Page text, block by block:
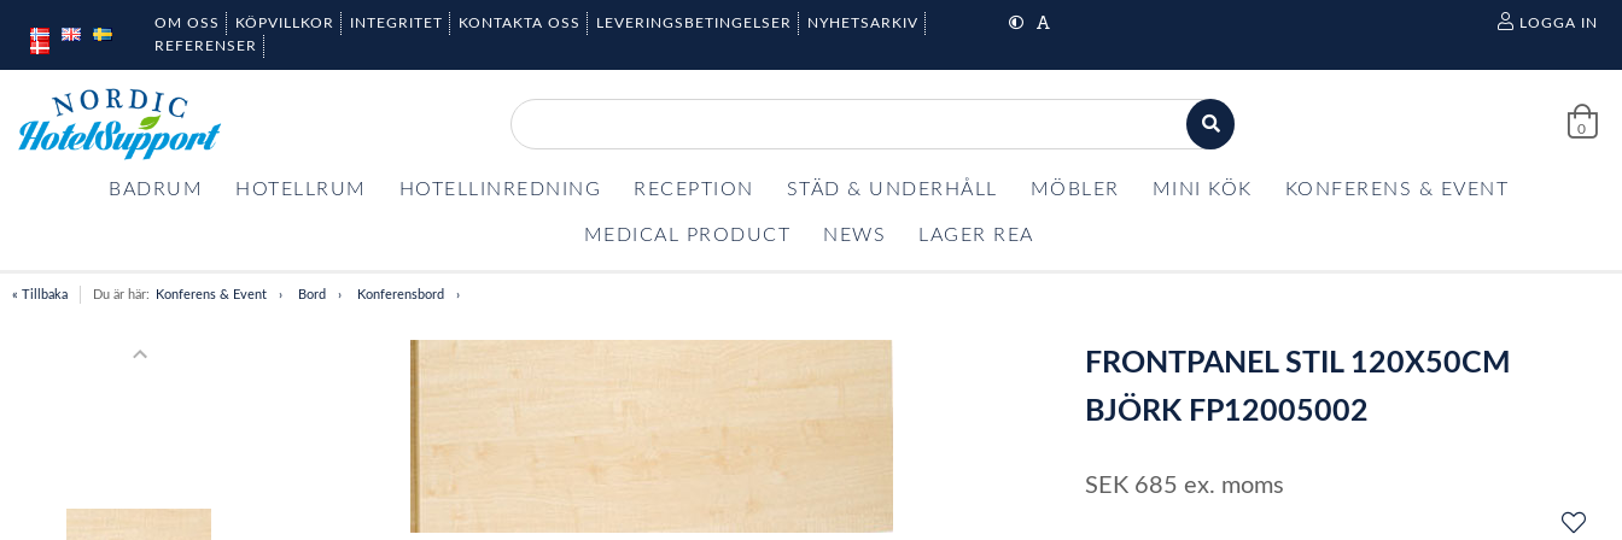
OM OSS KÖPVILLKOR INTEGRITET KONTAKTA OSS LEVERINGSBETINGELSER
NYHETSARKIV
REFERENSER
LOGGA IN
0
BADRUM HOTELLRUM HOTELLINREDNING RECEPTION STÄD & UNDERHÅLL MÖBLER MINI KÖK KONFERENS & EVENT
MEDICAL PRODUCT NEWS LAGER REA
« Tillbaka Du är här: Konferens & Event Bord Konferensbord
FRONTPANEL STIL 120X50CM
BJÖRK FP12005002
SEK 685 ex. moms